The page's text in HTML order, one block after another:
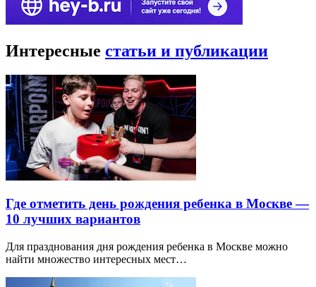
Интересные статьи и публикации
Где отметить день рождения ребенка в Москве —
10 лучших вариантов
Для празднования дня рождения ребенка в Москве можно
найти множество интересных мест…